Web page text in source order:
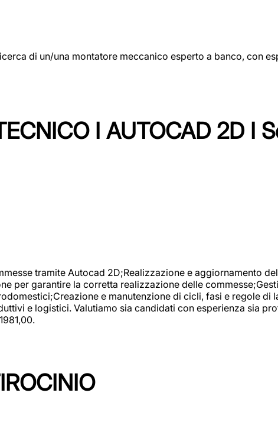
di un/una montatore meccanico esperto a banco, con
I AUTOCAD 2D I
tramite Autocad 2D;Realizzazione e aggiornamento
per garantire la corretta realizzazione delle
e manutenzione di cicli, fasi e regole
e logistici. Valutiamo sia candidati con esperienza sia